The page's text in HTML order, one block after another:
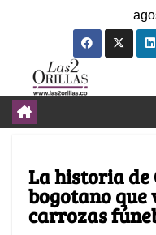
La historia de
bogotano
carrozas